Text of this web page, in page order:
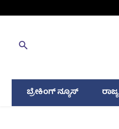
ಬ್ರೇಕಿಂಗ್ ನ್ಯೂಸ್ ರಾಜ್ಯ